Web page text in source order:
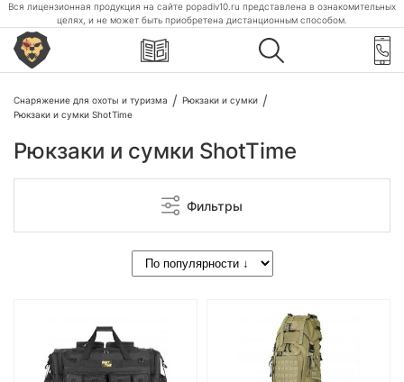
Вся лицензионная продукция на сайте popadiv10.ru представлена в ознакомительных
целях, и не может быть приобретена дистанционным способом.
Снаряжение для охоты и туризма
Рюкзаки и сумки
Рюкзаки и сумки ShotTime
Рюкзаки и сумки ShotTime
Фильтры